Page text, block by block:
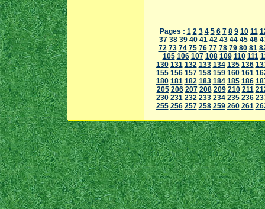
Pages : 1 2 3 4 5 6 7 8 9 10 11
37 38 39 40 41 42 43 44 45 46
72 73 74 75 76 77 78 79 80 81
105 106 107 108 109 110 111
130 131 132 133 134 135 136
155 156 157 158 159 160 161
180 181 182 183 184 185 186
205 206 207 208 209 210 211
230 231 232 233 234 235 236
255 256 257 258 259 260 261